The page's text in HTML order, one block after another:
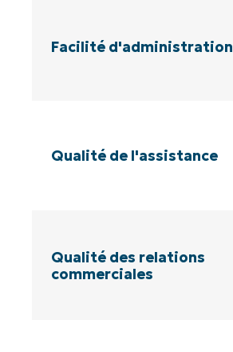
Facilité d'administration
Qualité de l'assistance
Qualité des relations
commerciales